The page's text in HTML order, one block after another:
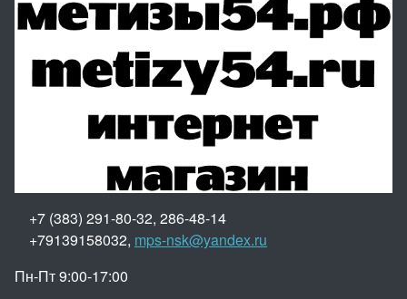
+7 (383) 291-80-32, 286-48-14
+79139158032, mps-nsk@yandex.ru
Пн-Пт 9:00-17:00